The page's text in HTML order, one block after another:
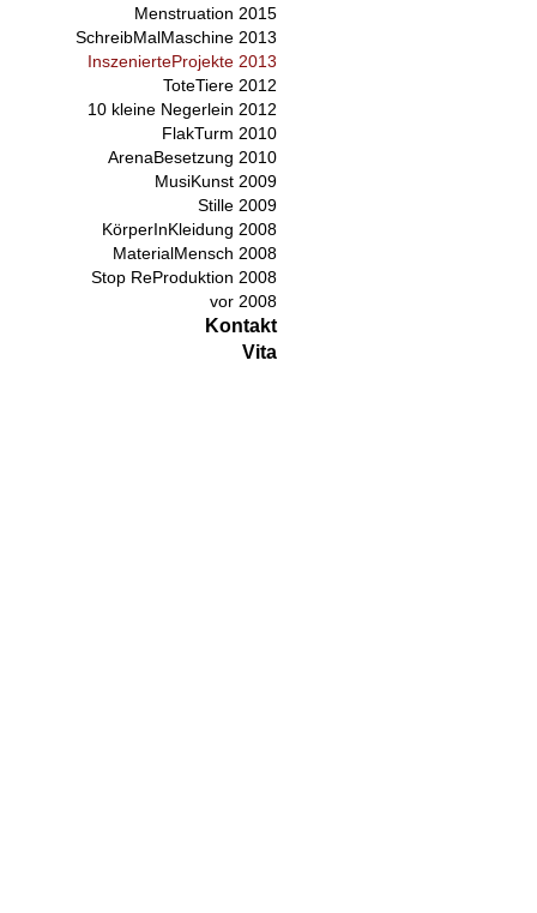
Menstruation 2015
SchreibMalMaschine 2013
InszenierteProjekte 2013
ToteTiere 2012
10 kleine Negerlein 2012
FlakTurm 2010
ArenaBesetzung 2010
MusiKunst 2009
Stille 2009
KörperInKleidung 2008
MaterialMensch 2008
Stop ReProduktion 2008
vor 2008
Kontakt
Vita